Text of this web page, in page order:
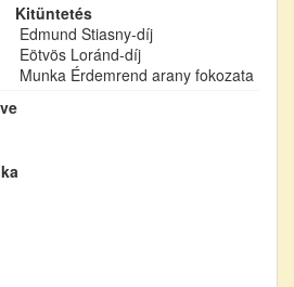
Kitüntetés
Edmund Stiasny-díj
Eötvös Loránd-díj
Munka Érdemrend arany fokozata